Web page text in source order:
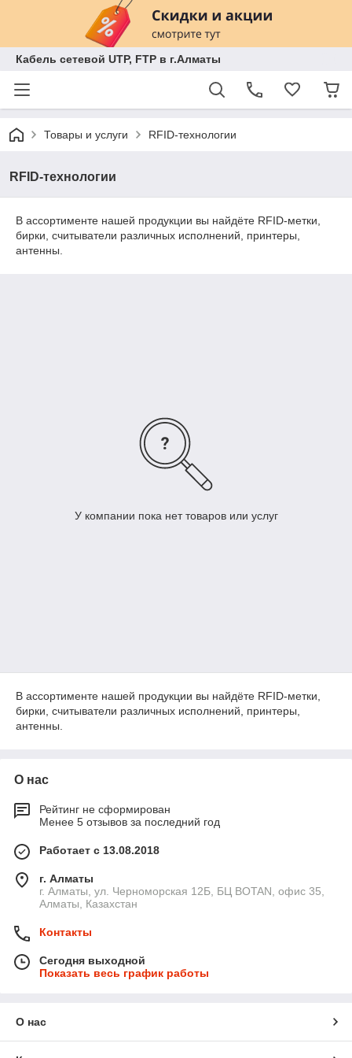
Кабель сетевой UTP, FTP в г.Алматы
Товары и услуги RFID-технологии
RFID-технологии
В ассортименте нашей продукции вы найдёте RFID-метки,
бирки, считыватели различных исполнений, принтеры,
антенны.
У компании пока нет товаров или услуг
В ассортименте нашей продукции вы найдёте RFID-метки,
бирки, считыватели различных исполнений, принтеры,
антенны.
О нас
Рейтинг не сформирован
Менее 5 отзывов за последний год
Работает с 13.08.2018
г. Алматы
г. Алматы, ул. Черноморская 12Б, БЦ BOTAN, офис 35,
Алматы, Казахстан
Контакты
Сегодня выходной
Показать весь график работы
О нас